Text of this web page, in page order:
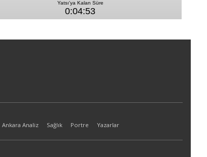
Ankara Analiz Sağlık Portre Yazarlar